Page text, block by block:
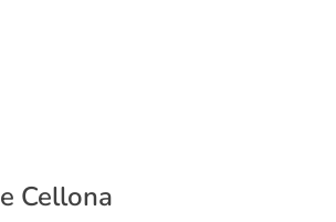
Cellona